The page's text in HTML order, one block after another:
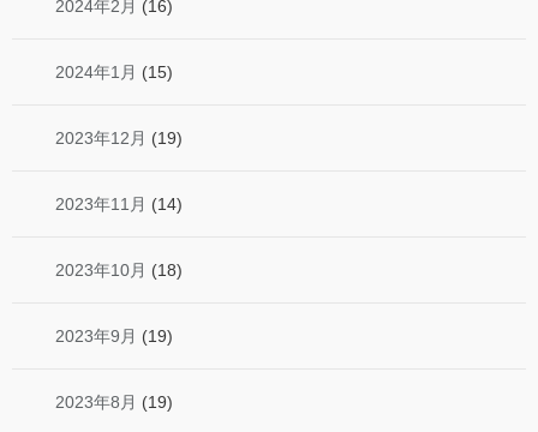
2024年2月 (16)
2024年1月 (15)
2023年12月 (19)
2023年11月 (14)
2023年10月 (18)
2023年9月 (19)
2023年8月 (19)